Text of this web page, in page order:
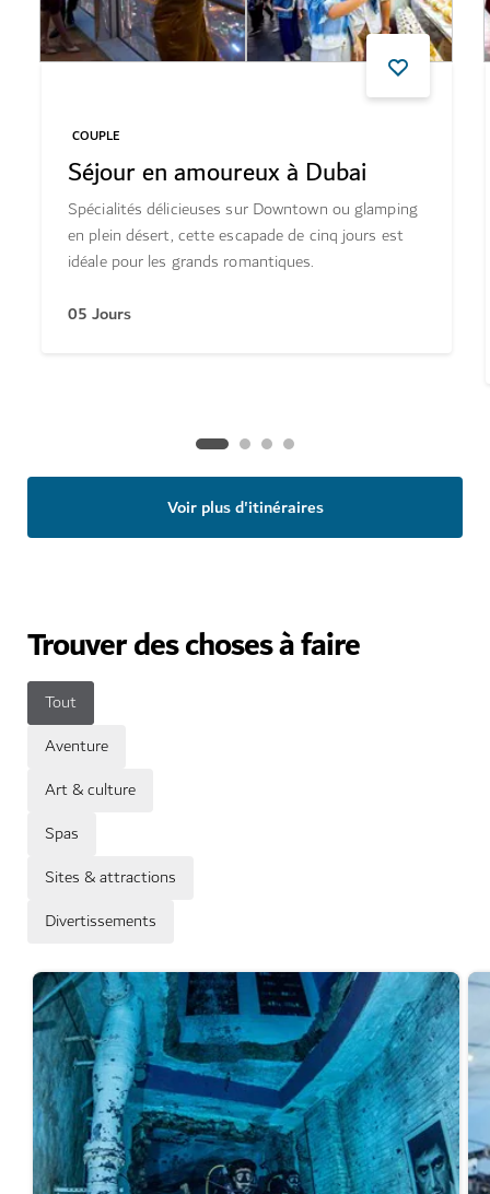
COUPLE
Séjour en amoureux à Dubai
Spécialités délicieuses sur Downtown ou glamping
en plein désert, cette escapade de cinq jours est
idéale pour les grands romantiques.
05 Jours
Voir plus d'itinéraires
Trouver des choses à faire
Tout
Aventure
Art & culture
Spas
Sites & attractions
Divertissements